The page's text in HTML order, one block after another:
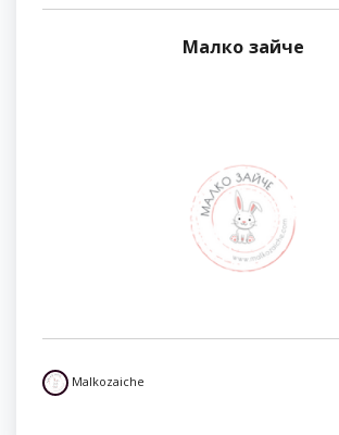
Малко зайче
Malkozaiche